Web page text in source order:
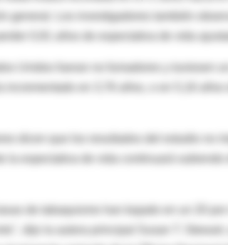
general. Los investigadores también
dicen que los resultados del estudio no
de tabaquismo han bajado en un 20
dijo la autora principal Susan T.